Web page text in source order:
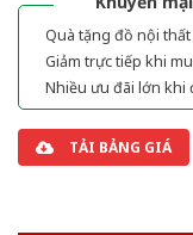
Quà tặng đồ nội
Giảm trực tiếp khi
Nhiều ưu đãi lớn khi
TẢI BẢNG GIÁ